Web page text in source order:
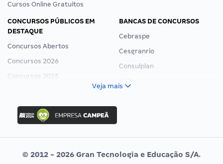
Cursos Online Gratuitos
CONCURSOS PÚBLICOS EM
DESTAQUE
Concursos Abertos
Concursos 2026
Concursos 2025
Concurso Ibama
Concurso MPU
Editais publicados
BANCAS DE CONCURSOS
Cebraspe
Cesgranrio
Consulplan
Vunesp
Veja mais
© 2012 - 2026 Gran Tecnologia e Educação S/A.